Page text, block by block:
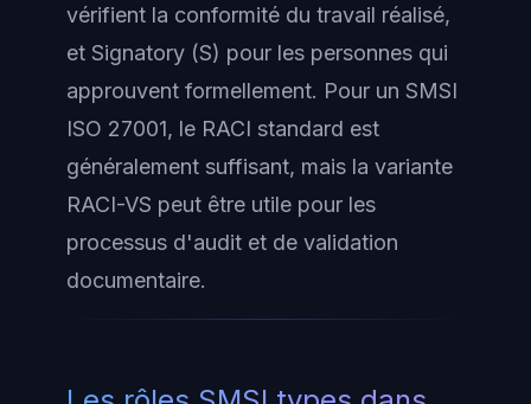
vérifient la conformité du travail réalisé,
et Signatory (S) pour les personnes qui
approuvent formellement. Pour un SMSI
ISO 27001, le RACI standard est
généralement suffisant, mais la variante
RACI-VS peut être utile pour les
processus d'audit et de validation
documentaire.